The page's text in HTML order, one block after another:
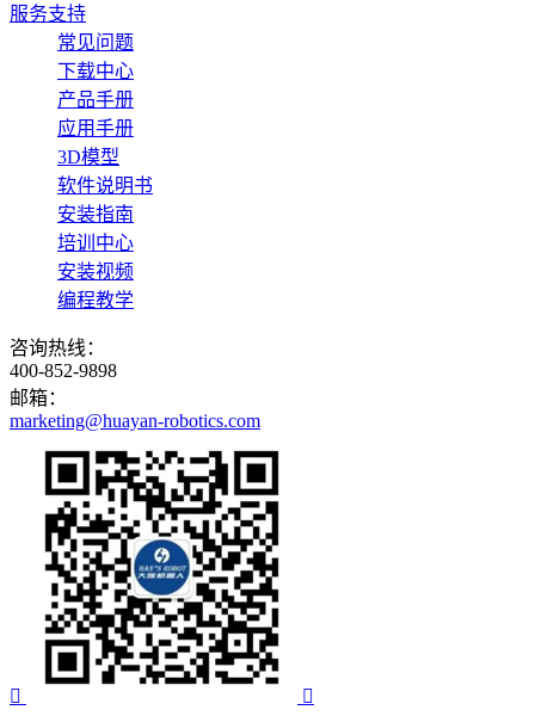
服务支持
常见问题
下载中心
产品手册
应用手册
3D模型
软件说明书
安装指南
培训中心
安装视频
编程教学
咨询热线：
400-852-9898
邮箱：
marketing@huayan-robotics.com